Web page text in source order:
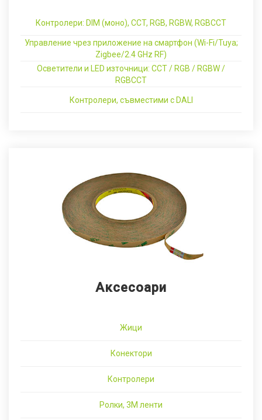
Контролери: DIM (моно), CCT, RGB, RGBW, RGBCCT
Управление чрез приложение на смартфон (Wi-Fi/Tuya;
Zigbee/2.4 GHz RF)
Осветители и LED източници: CCT / RGB / RGBW /
RGBCCT
Контролери, съвместими с DALI
Аксесоари
Жици
Конектори
Контролери
Ролки, 3M ленти